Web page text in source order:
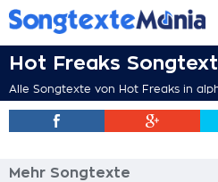
Hot Freaks Songtext
Alle Songtexte von Hot Freaks in
Mehr Songtexte